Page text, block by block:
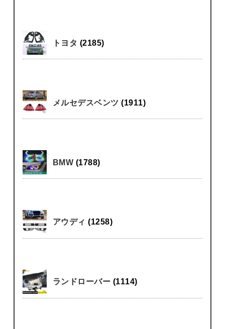
トヨタ (2185)
メルセデスベンツ(1911)
BMW (1788)
アウディ(1258)
ランドローバー (1114)